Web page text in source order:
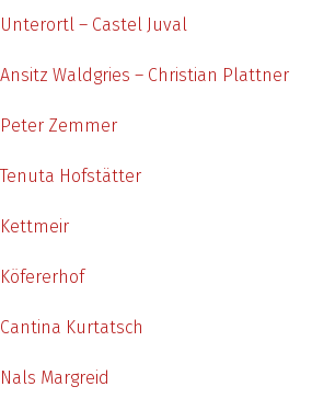
Unterortl – Castel Juval
Ansitz Waldgries – Christian Plattner
Peter Zemmer
Tenuta Hofstätter
Kettmeir
Köfererhof
Cantina Kurtatsch
Nals Margreid